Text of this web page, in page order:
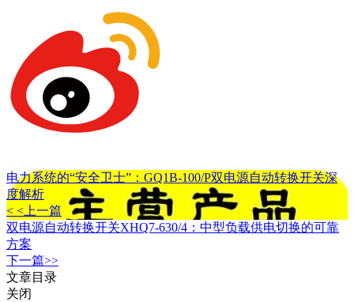
电力系统的“安全卫士”：GQ1B-100/P双电源自动转换开关深
度解析
< <上一篇
双电源自动转换开关XHQ7-630/4：中型负载供电切换的可靠
方案
下一篇>>
文章目录
关闭